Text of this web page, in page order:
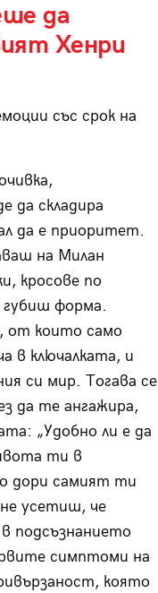
да
Хенри
със срок на
да складира
да е приоритет.
на Милан
кросове по
форма.
от които само
в ключалката, и
си мир. Тогава се
да те ангажира,
„Удобно ли е да
ти в
дори самият ти
усетиш, че
подсъзнанието
симптоми на
която